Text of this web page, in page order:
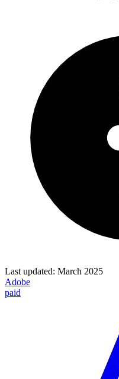
Last updated: March 2025
Adobe
paid